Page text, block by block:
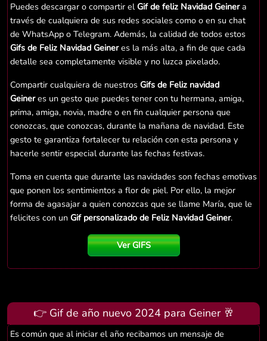
Puedes descargar o compartir elGif de feliz Navidad Geinera
través de cualquiera de sus redes sociales como o en su chat
de WhatsApp o Telegram. Además, la calidad de todos estos
Gifs de Feliz Navidad Geineres la más alta, a fin de que cada
detalle sea completamente visible y no luzca pixelado.
Compartir cualquiera de nuestros Gifs de Feliz navidad
Geineres un gesto que puedes tener con tu hermana, amiga,
prima, amiga, novia, madre o en fin cualquier persona que
conozcas, que conozcas, durante la mañana de navidad. Este
gesto te garantiza fortalecer tu relación con esta persona y
hacerle sentir especial durante las fechas festivas.
Toma en cuenta que durante las navidades son fechas emotivas
que ponen los sentimientos a flor de piel. Por ello, la mejor
forma de agasajar a quien conozcas que se llame María, que le
felicites con un Gif personalizado de Feliz Navidad Geiner.
Ver GIFS
👉 Gif de año nuevo 2024 para Geiner 🥂
Es común que al iniciar el año recibamos un mensaje de